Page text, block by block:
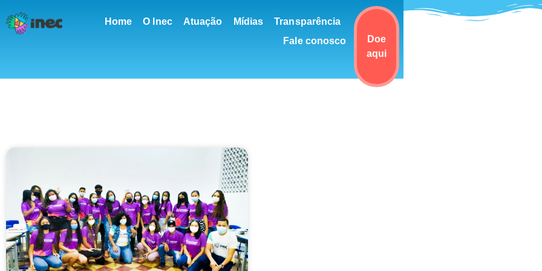
Home O Inec Atuação Mídias
Transparência
Fale conosco
Doe
aqui